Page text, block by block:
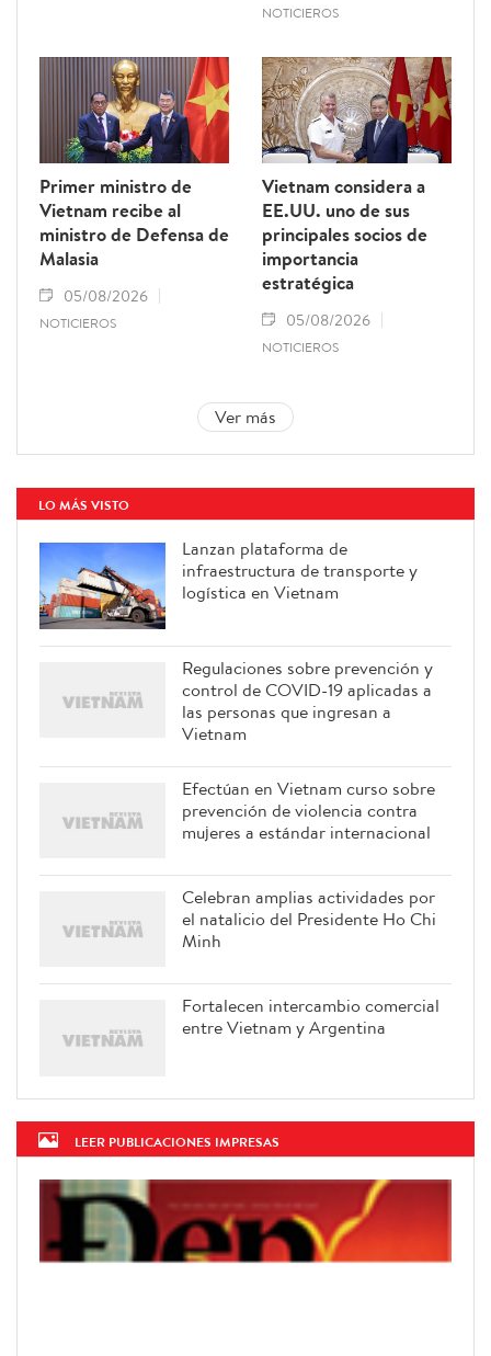
NOTICIEROS
Primer ministro de
Vietnam recibe al
ministro de Defensa de
Malasia
05/08/2026
NOTICIEROS
Vietnam considera a
EE.UU. uno de sus
principales socios de
importancia
estratégica
05/08/2026
NOTICIEROS
Ver más
LO MÁS VISTO
Lanzan plataforma de
infraestructura de transporte y
logística en Vietnam
Regulaciones sobre prevención y
control de COVID-19 aplicadas a
las personas que ingresan a
Vietnam
Efectúan en Vietnam curso sobre
prevención de violencia contra
mujeres a estándar internacional
Celebran amplias actividades por
el natalicio del Presidente Ho Chi
Minh
Fortalecen intercambio comercial
entre Vietnam y Argentina
LEER PUBLICACIONES IMPRESAS